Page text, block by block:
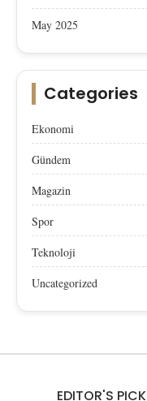
May 2025
Categories
Ekonomi
Gündem
Magazin
Spor
Teknoloji
Uncategorized
EDITOR'S PICK